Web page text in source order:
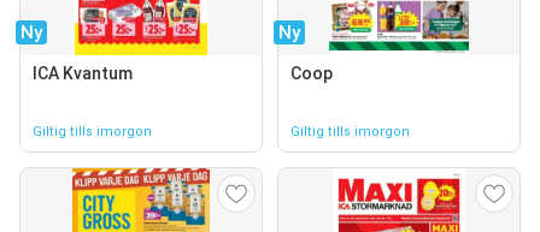
Ny
ICA Kvantum
Giltig tills imorgon
Ny
Coop
Giltig tills imorgon